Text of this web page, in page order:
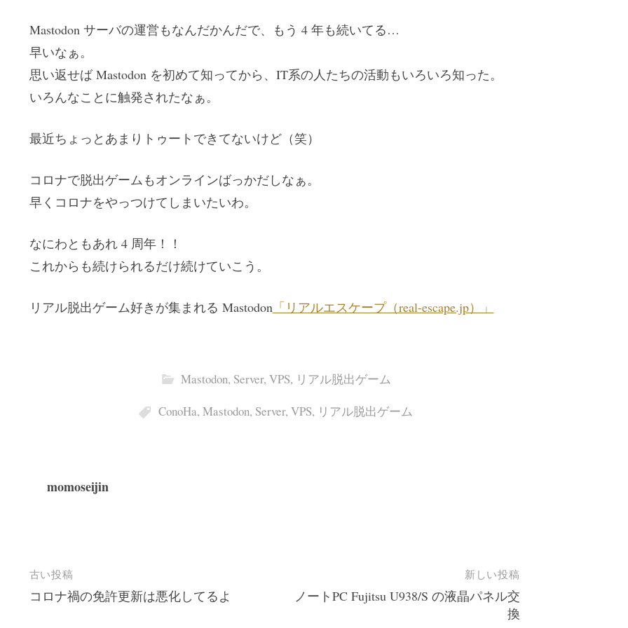
Mastodon サーバの運営もなんだかんだで、もう 4 年も続いてる…
早いなぁ。
思い返せば Mastodon を初めて知ってから、IT系の人たちの活動もいろいろ知った。
いろんなことに触発されたなぁ。
最近ちょっとあまりトゥートできてないけど（笑）
コロナで脱出ゲームもオンラインばっかだしなぁ。
早くコロナをやっつけてしまいたいわ。
なにわともあれ 4 周年！！
これからも続けられるだけ続けていこう。
リアル脱出ゲーム好きが集まれる Mastodon「リアルエスケープ（real-escape.jp）」
Mastodon, Server, VPS, リアル脱出ゲーム
ConoHa, Mastodon, Server, VPS, リアル脱出ゲーム
momoseijin
投
稿
古い投稿
コロナ禍の免許更新は悪化してるよ
新しい投稿
ノートPC Fujitsu U938/S の液晶パネル交
換